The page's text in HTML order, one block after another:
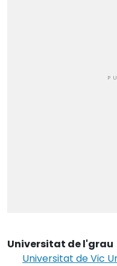
Universitat de l'grau
Universitat de Vic